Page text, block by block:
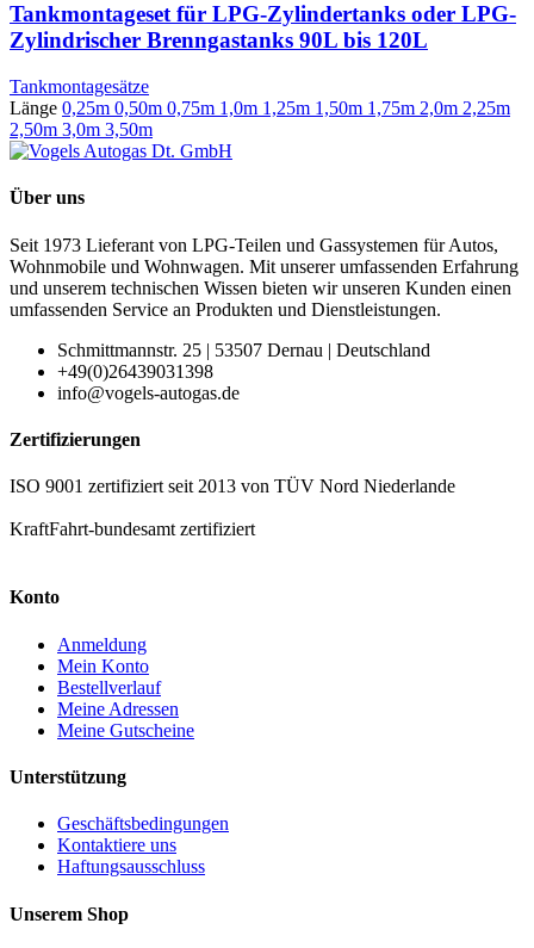
Tankmontageset für LPG-Zylindertanks oder LPG-
Zylindrischer Brenngastanks 90L bis 120L
Tankmontagesätze
Länge 0,25m 0,50m 0,75m 1,0m 1,25m 1,50m 1,75m 2,0m 2,25m
2,50m 3,0m 3,50m
Über uns
Seit 1973 Lieferant von LPG-Teilen und Gassystemen für Autos,
Wohnmobile und Wohnwagen. Mit unserer umfassenden Erfahrung
und unserem technischen Wissen bieten wir unseren Kunden einen
umfassenden Service an Produkten und Dienstleistungen.
Schmittmannstr. 25 | 53507 Dernau | Deutschland
+49(0)26439031398
info@vogels-autogas.de
Zertifizierungen
ISO 9001 zertifiziert seit 2013 von TÜV Nord Niederlande
KraftFahrt-bundesamt zertifiziert
Konto
Anmeldung
Mein Konto
Bestellverlauf
Meine Adressen
Meine Gutscheine
Unterstützung
Geschäftsbedingungen
Kontaktiere uns
Haftungsausschluss
Unserem Shop